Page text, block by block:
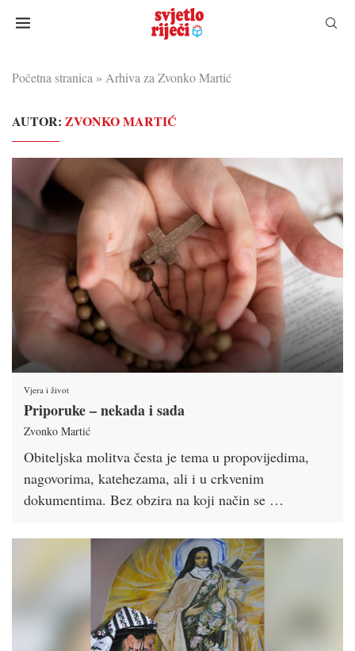
Početna stranica » Arhiva za Zvonko Martić
AUTOR: ZVONKO MARTIĆ
Vjera i život
Priporuke – nekada i sada
Zvonko Martić
Obiteljska molitva česta je tema u propovijedima,
nagovorima, katehezama, ali i u crkvenim
dokumentima. Bez obzira na koji način se …